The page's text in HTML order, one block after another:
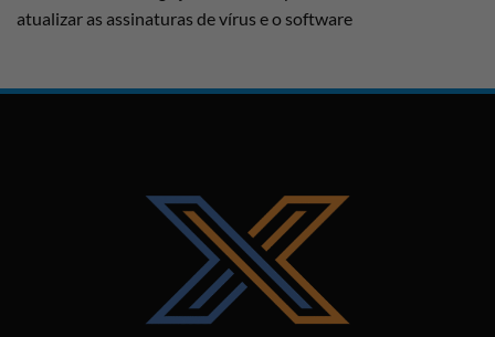
atualizar as assinaturas de vírus e o software